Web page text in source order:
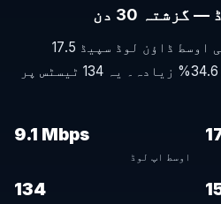
گزشتہ 30 دن میں Sialkot کی اوسط ڈاؤن لوڈ سپیڈ 17.5
Mbps رہی، گزشتہ مدت سے 34.6% زیادہ۔ یہ 134 ٹیسٹس پر
9.1 Mbps
اوسط اپ لوڈ
134